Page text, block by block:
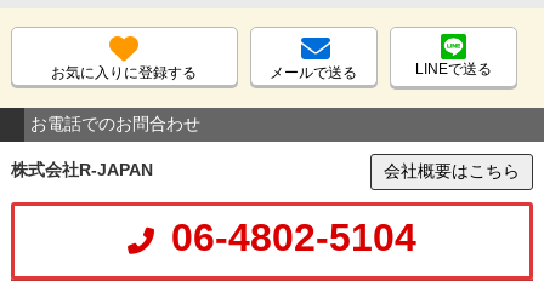
お気に入りに登録する メールで送る LINEで送る
お電話でのお問合わせ
株式会社R-JAPAN 会社概要はこちら
06-4802-5104